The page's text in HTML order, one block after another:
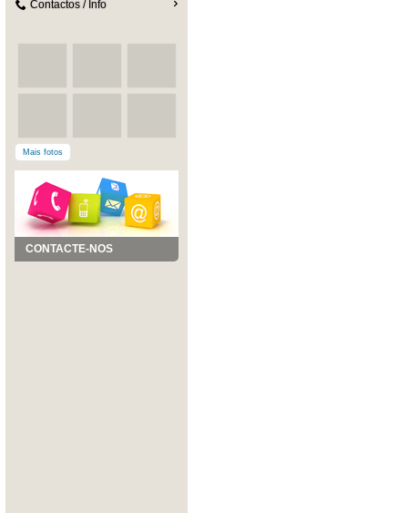
Contactos / Info
Mais fotos
CONTACTE-NOS